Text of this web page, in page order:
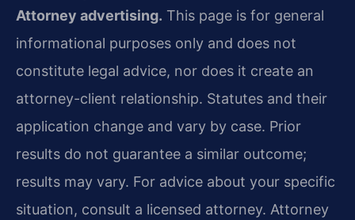
Attorney advertising. This page is for general
informational purposes only and does not
constitute legal advice, nor does it create an
attorney-client relationship. Statutes and their
application change and vary by case. Prior
results do not guarantee a similar outcome;
results may vary. For advice about your specific
situation, consult a licensed attorney. Attorney